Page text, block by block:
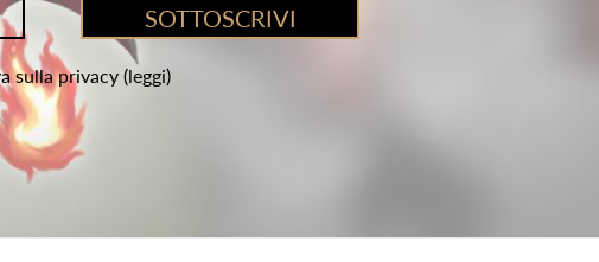
sulla privacy (leggi)